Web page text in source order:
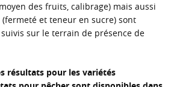
des fruits, calibrage) mais aussi
et teneur en sucre) sont
sur le terrain de présence de
résultats pour les variétés